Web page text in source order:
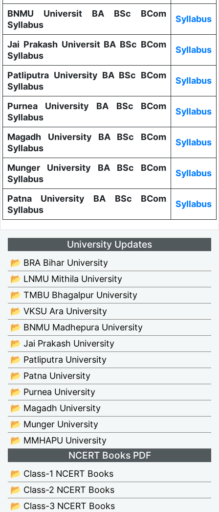
BNMU Universit BA BSc BCom
Syllabus
Syllabus
Jai Prakash Universit BA BSc BCom
Syllabus
Syllabus
Patliputra University BA BSc BCom
Syllabus
Syllabus
Purnea University BA BSc BCom
Syllabus
Syllabus
Magadh University BA BSc BCom
Syllabus
Syllabus
Munger University BA BSc BCom
Syllabus
Syllabus
Patna University BA BSc BCom
Syllabus
Syllabus
University Updates
📂 BRA Bihar University
📂 LNMU Mithila University
📂 TMBU Bhagalpur University
📂 VKSU Ara University
📂 BNMU Madhepura University
📂 Jai Prakash University
📂 Patliputra University
📂 Patna University
📂 Purnea University
📂 Magadh University
📂 Munger University
📂 MMHAPU University
NCERT Books PDF
📂 Class-1 NCERT Books
📂 Class-2 NCERT Books
📂 Class-3 NCERT Books